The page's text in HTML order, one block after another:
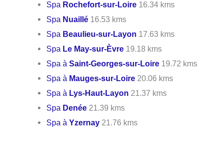
Spa Rochefort-sur-Loire 16.34 kms
Spa Nuaillé 16.53 kms
Spa Beaulieu-sur-Layon 17.63 kms
Spa Le May-sur-Èvre 19.18 kms
Spa àSaint-Georges-sur-Loire 19.72 kms
Spa à Mauges-sur-Loire 20.06 kms
Spa à Lys-Haut-Layon 21.37 kms
Spa Denée 21.39 kms
Spa àYzernay 21.76 kms